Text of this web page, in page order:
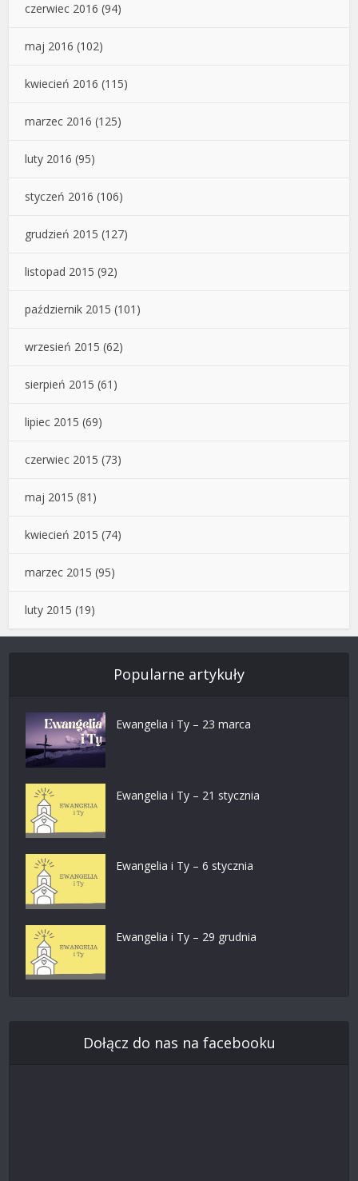
czerwiec 2016 (94)
maj 2016 (102)
kwiecień 2016 (115)
marzec 2016 (125)
luty 2016 (95)
styczeń 2016 (106)
grudzień 2015 (127)
listopad 2015 (92)
październik 2015 (101)
wrzesień 2015 (62)
sierpień 2015 (61)
lipiec 2015 (69)
czerwiec 2015 (73)
maj 2015 (81)
kwiecień 2015 (74)
marzec 2015 (95)
luty 2015 (19)
Popularne artykuły
Ewangelia i Ty – 23 marca
Ewangelia i Ty – 21 stycznia
Ewangelia i Ty – 6 stycznia
Ewangelia i Ty – 29 grudnia
Dołącz do nas na facebooku